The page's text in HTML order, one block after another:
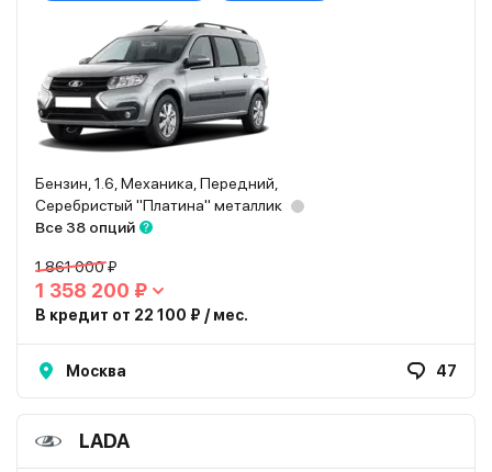
Бензин, 1.6, Механика, Передний,
Серебристый "Платина" металлик
Все 38 опций
1 861 000 ₽
1 358 200 ₽
В кредит от 22 100 ₽ / мес.
Москва 47
LADA